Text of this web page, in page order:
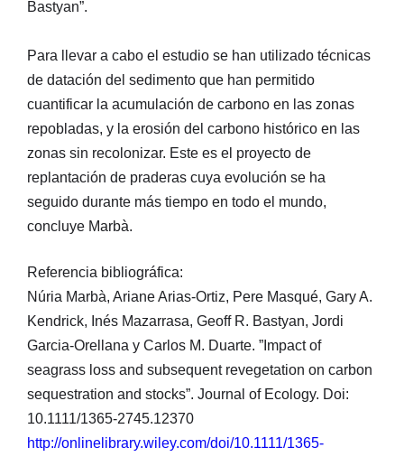
Bastyan”.
Para llevar a cabo el estudio se han utilizado técnicas
de datación del sedimento que han permitido
cuantificar la acumulación de carbono en las zonas
repobladas, y la erosión del carbono histórico en las
zonas sin recolonizar. Este es el proyecto de
replantación de praderas cuya evolución se ha
seguido durante más tiempo en todo el mundo,
concluye Marbà.
Referencia bibliográfica:
Núria Marbà, Ariane Arias-Ortiz, Pere Masqué, Gary A.
Kendrick, Inés Mazarrasa, Geoff R. Bastyan, Jordi
Garcia-Orellana y Carlos M. Duarte. ”Impact of
seagrass loss and subsequent revegetation on carbon
sequestration and stocks”. Journal of Ecology. Doi:
10.1111/1365-2745.12370
http://onlinelibrary.wiley.com/doi/10.1111/1365-